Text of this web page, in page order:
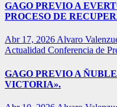
GAGO PREVIO A
PROCESO DE
Abr 17, 2026 Alvaro
Actualidad Conferencia de
GAGO PREVIO A
VICTORIA».